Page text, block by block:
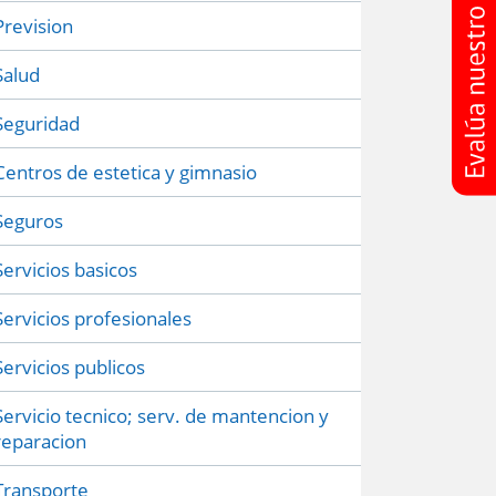
de estetica y gimnasio
basicos
profesionales
publicos
tecnico; serv. de mantencion y